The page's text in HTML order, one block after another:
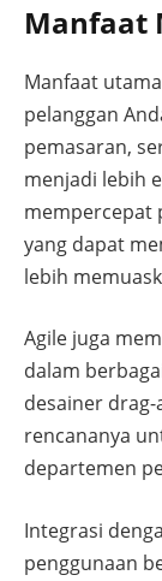
Manfaat
Manfaat
pelanggan
pemasaran,
menjadi lebih
mempercepat
yang dapat
lebih
Agile juga
dalam
desainer
rencananya
departemen
Integrasi
penggunaan